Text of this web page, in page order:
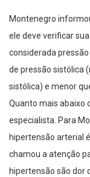
Montenegro
ele deve verificar
considerada
de pressão sistólica
sistólica) e menor
Quanto mais abaixo
especialista. Para
hipertensão arterial
chamou a atenção
hipertensão são dor